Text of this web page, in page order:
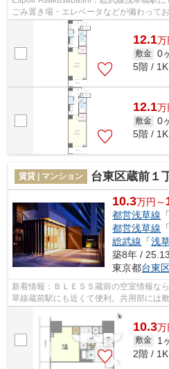
ごみ置き場・エレベータなどが備わって
用可能な物件で移動範囲が広がります。...
12.1万
敷金 0
5階 /
12.1万
敷金 0
5階 /
賃貸 | マンション 台東区蔵前１
10.3万円～
都営浅草線
都営浅草線
総武線 「浅
築8年 /
東京都台東
新着情報：ＢＬＥＳＳ蔵前の空室情報な
草線蔵前駅にも近くて便利。共用部には
10.3万
敷金 1
2階 /